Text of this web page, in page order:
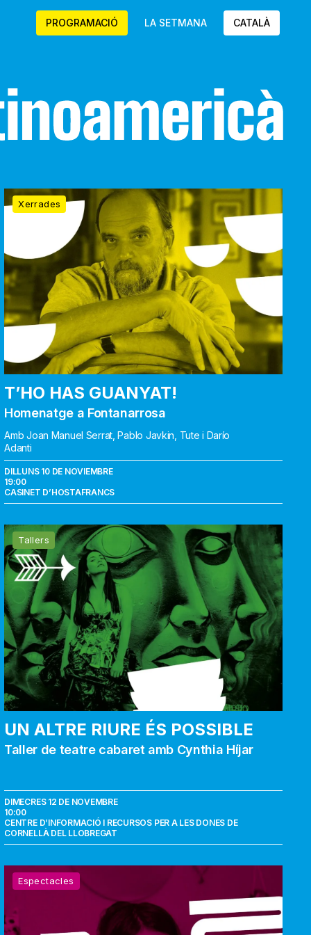
PROGRAMACIÓ LA SETMANA CATALÀ
T’ho
has
Xerrades
T’HO HAS GUANYAT!
Homenatge a Fontanarrosa
Amb Joan Manuel Serrat, Pablo Javkin, Tute i Darío
Adanti
DILLUNS 10 DE NOVIEMBRE
19:00
CASINET D’HOSTAFRANCS
Un
altre
riure
és
possible
Tallers
UN ALTRE RIURE ÉS POSSIBLE
Taller de teatre cabaret amb Cynthia Híjar
DIMECRES 12 DE NOVEMBRE
10:00
CENTRE D’INFORMACIÓ I RECURSOS PER A LES DONES DE
CORNELLÀ DEL LLOBREGAT
Standuperra.
¿Es
o
Espectacles